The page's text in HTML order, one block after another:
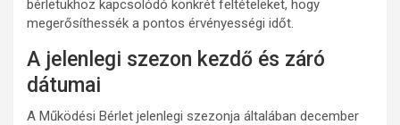
bérletükhöz kapcsolódó konkrét feltételeket, hogy
megerősíthessék a pontos érvényességi időt.
A jelenlegi szezon kezdő és záró
dátumai
A Működési Bérlet jelenlegi szezonja általában december